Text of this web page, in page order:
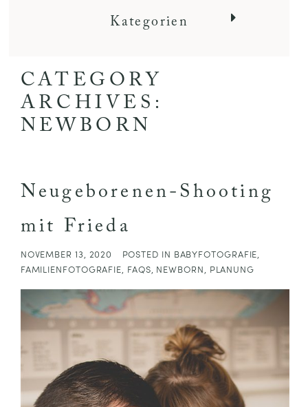
Kategorien
CATEGORY
ARCHIVES:
NEWBORN
Neugeborenen-Shooting
mit Frieda
NOVEMBER 13, 2020 POSTED IN BABYFOTOGRAFIE,
FAMILIENFOTOGRAFIE, FAQS, NEWBORN , PLANUNG